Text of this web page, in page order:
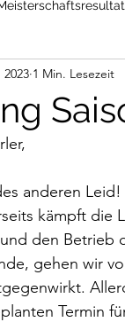
1 Min. Lesezeit
anderen
kämpft die
den
gehen wir
Termin